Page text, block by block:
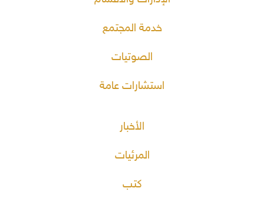
خدمة المجتمع
الصوتيات
استشارات عامة
الأخبار
المرئيات
كتب